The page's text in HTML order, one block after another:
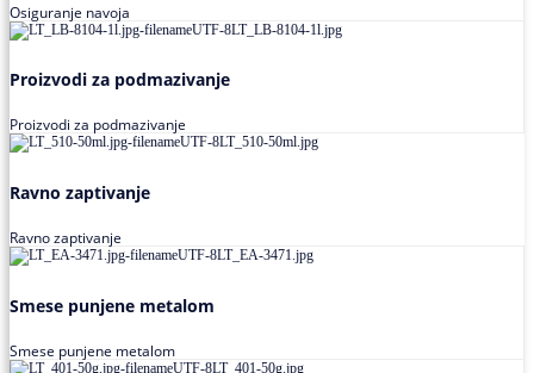
Osiguranje navoja
Proizvodi za podmazivanje
Proizvodi za podmazivanje
Ravno zaptivanje
Ravno zaptivanje
Smese punjene metalom
Smese punjene metalom